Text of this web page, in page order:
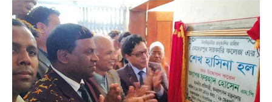
মোস্তফাকে
সম্মাননা
প্রদান